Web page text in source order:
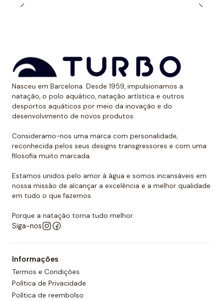
solares. Dessa forma, evitam ter uma marca óbvia
habitual. No caso de compará-lo com o fato de banho
de alça larga Turbo, sugerimos optar por um tamanho
menor, já que eles são um pouco maiores.
Nasceu em Barcelona. Desde 1959, impulsionamos a
natação, o polo aquático, natação artística e outros
desportos aquáticos por meio da inovação e do
desenvolvimento de novos produtos.
Consideramo-nos uma marca com personalidade,
reconhecida pelos seus designs transgressores e com uma
filosofia muito marcada.
Estamos unidos pelo amor à água e somos incansáveis em
nossa missão de alcançar a excelência e a melhor qualidade
em tudo o que fazemos.
Porque a natação torna tudo melhor.
Siga-nos
Informações
Termos e Condições
Política de Privacidade
Política de reembolso